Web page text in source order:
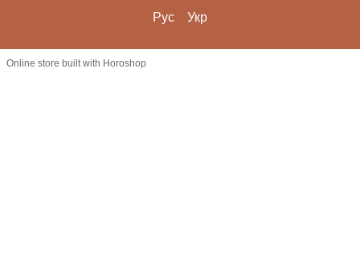
Рус Укр
Online store built with Horoshop